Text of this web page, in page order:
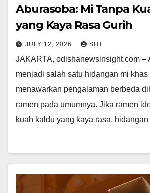
Aburasoba: Mi Tanpa
yang Kaya Rasa Gurih
JULY 12, 2026 SITI
JAKARTA, odishanewsinsight.com –
menjadi salah satu hidangan mi
menawarkan pengalaman berbeda
ramen pada umumnya. Jika ramen
kuah kaldu yang kaya rasa,